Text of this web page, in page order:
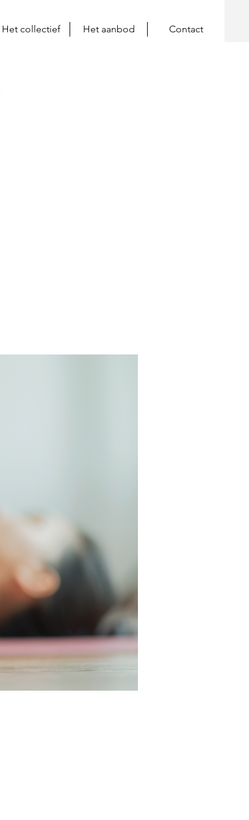
Het collectief Het aanbod Contact